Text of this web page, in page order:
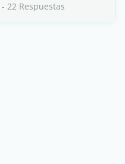
- 22 Respuestas